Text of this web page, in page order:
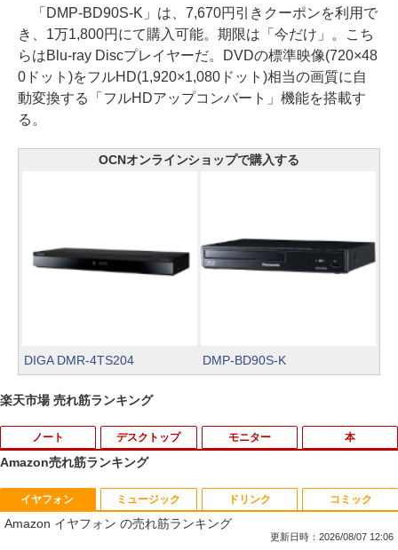
「DMP-BD90S-K」は、7,670円引きクーポンを利用で
き、1万1,800円にて購入可能。期限は「今だけ」。こち
らはBlu-ray Discプレイヤーだ。DVDの標準映像(720×48
0ドット)をフルHD(1,920×1,080ドット)相当の画質に自
動変換する「フルHDアップコンバート」機能を搭載す
る。
OCNオンラインショップで購入する
DIGA DMR-4TS204 DMP-BD90S-K
楽天市場 売れ筋ランキング
ノート
1
中古ノートパソコンDell Latitude 5320
2-in-1 5320-con 【中古】 Dell Latitude
5320 2-in-1 中古ノートパソコンCore i5
デスクトップ
1
中古パソコン HP Z230 SFF Workstatio
n CPU Intel Xeon E3-1231v3-3.40Ghz
メモリ8GB SSD256GB DVDROM デスク
モニター
1
Yoothi 互換品 液晶 15.6インチ NV156F
HM-N41 NV156FHM-N42 NV156FHM-N
43 NV156FHM-N46 NV156FHM-N47 NV
本
1
獣医腫瘍学テキスト 第2版[本/雑誌] / 日
本獣医がん学会/著 日本獣医がん学会獣医
腫瘍科認定医認定委員会/監修
Amazon売れ筋ランキング
イヤフォン
Amazon イヤフォン の売れ筋ランキング
更新日時：2026/08/07 12:06
ミュージック ドリンク コミック